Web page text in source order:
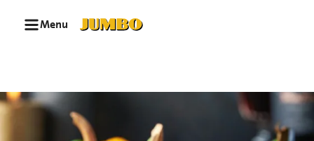
Menu